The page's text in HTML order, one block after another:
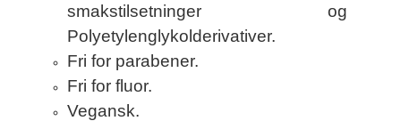
smakstilsetninger og
Polyetylenglykolderivativer.
Fri for parabener.
Fri for fluor.
Vegansk.